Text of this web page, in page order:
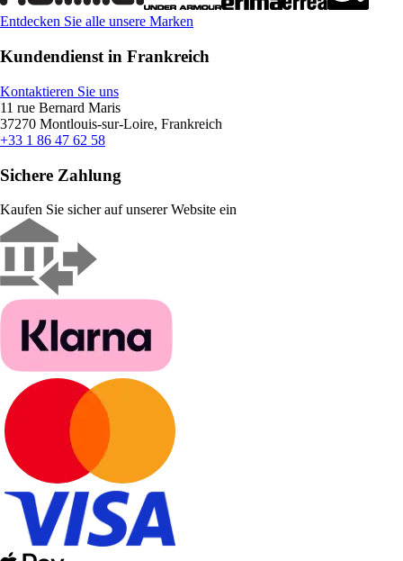
Entdecken Sie alle unsere Marken
Kundendienst in Frankreich
Kontaktieren Sie uns
11 rue Bernard Maris
37270 Montlouis-sur-Loire, Frankreich
+33 1 86 47 62 58
Sichere Zahlung
Kaufen Sie sicher auf unserer Website ein